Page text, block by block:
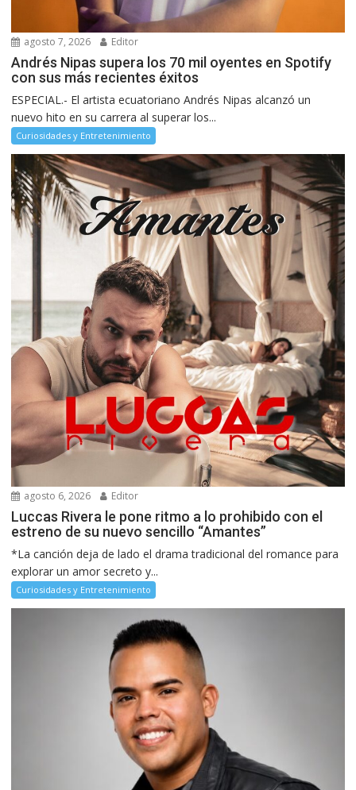
agosto 7, 2026 Editor
Andrés Nipas supera los 70 mil oyentes en Spotify
con sus más recientes éxitos
ESPECIAL.- El artista ecuatoriano Andrés Nipas alcanzó un
nuevo hito en su carrera al superar los...
Curiosidades y Entretenimiento
agosto 6, 2026 Editor
Luccas Rivera le pone ritmo a lo prohibido con el
estreno de su nuevo sencillo “Amantes”
*La canción deja de lado el drama tradicional del romance para
explorar un amor secreto y...
Curiosidades y Entretenimiento